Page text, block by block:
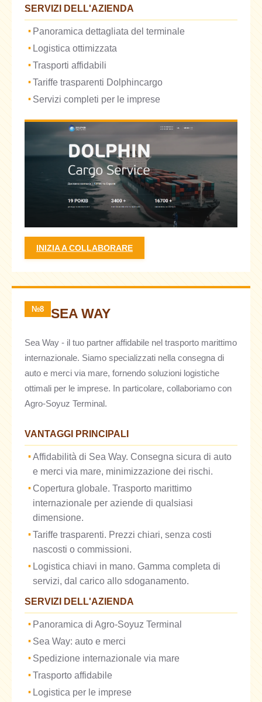
SERVIZI DELL'AZIENDA
Panoramica dettagliata del terminale
Logistica ottimizzata
Trasporti affidabili
Tariffe trasparenti Dolphincargo
Servizi completi per le imprese
INIZIA A COLLABORARE
№8 SEA WAY
Sea Way - il tuo partner affidabile nel trasporto marittimo
internazionale. Siamo specializzati nella consegna di
auto e merci via mare, fornendo soluzioni logistiche
ottimali per le imprese. In particolare, collaboriamo con
Agro-Soyuz Terminal.
VANTAGGI PRINCIPALI
Affidabilità di Sea Way. Consegna sicura di auto
e merci via mare, minimizzazione dei rischi.
Copertura globale. Trasporto marittimo
internazionale per aziende di qualsiasi
dimensione.
Tariffe trasparenti. Prezzi chiari, senza costi
nascosti o commissioni.
Logistica chiavi in mano. Gamma completa di
servizi, dal carico allo sdoganamento.
SERVIZI DELL'AZIENDA
Panoramica di Agro-Soyuz Terminal
Sea Way: auto e merci
Spedizione internazionale via mare
Trasporto affidabile
Logistica per le imprese